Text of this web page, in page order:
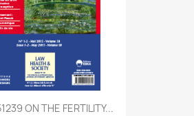
ON THE FERTILITY...